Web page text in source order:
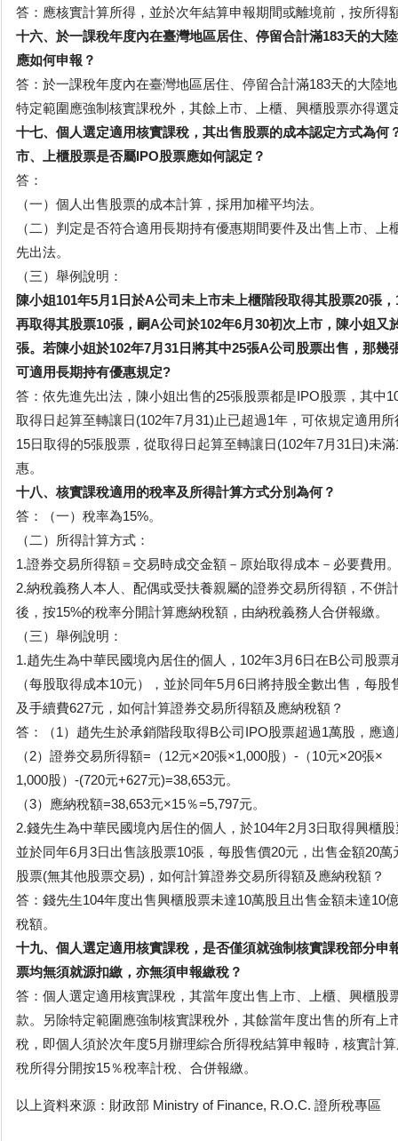
答：應核實計算所得，並於次年結算申報期間或離境前，按所得
十六、於一課稅年度內在臺灣地區居住、停留合計滿183天的大
應如何申報？
答：於一課稅年度內在臺灣地區居住、停留合計滿183天的大陸
特定範圍應強制核實課稅外，其餘上市、上櫃、興櫃股票亦得選
十七、個人選定適用核實課稅，其出售股票的成本認定方式為何
市、上櫃股票是否屬IPO股票應如何認定？
答：
（一）個人出售股票的成本計算，採用加權平均法。
（二）判定是否符合適用長期持有優惠期間要件及出售上市、
先出法。
（三）舉例說明：
陳小姐101年5月1日於A公司未上市未上櫃階段取得其股票20張
再取得其股票10張，嗣A公司於102年6月30初次上市，陳小姐又
張。若陳小姐於102年7月31日將其中25張A公司股票出售，那幾
可適用長期持有優惠規定?
答：依先進先出法，陳小姐出售的25張股票都是IPO股票，其中
取得日起算至轉讓日(102年7月31)止已超過1年，可依規定適用
15日取得的5張股票，從取得日起算至轉讓日(102年7月31日)未
惠。
十八、核實課稅適用的稅率及所得計算方式分別為何？
答：（一）稅率為15%。
（二）所得計算方式：
1.證券交易所得額＝交易時成交金額－原始取得成本－必要費用
2.納稅義務人本人、配偶或受扶養親屬的證券交易所得額，不併
後，按15%的稅率分開計算應納稅額，由納稅義務人合併報繳。
（三）舉例說明：
1.趙先生為中華民國境內居住的個人，102年3月6日在B公司股
（每股取得成本10元），並於同年5月6日將持股全數出售，每
及手續費627元，如何計算證券交易所得額及應納稅額？
答：（1）趙先生於承銷階段取得B公司IPO股票超過1萬股，應
（2）證券交易所得額=（12元×20張×1,000股）-（10元×20張×
1,000股）-(720元+627元)=38,653元。
（3）應納稅額=38,653元×15％=5,797元。
2.錢先生為中華民國境內居住的個人，於104年2月3日取得興櫃
並於同年6月3日出售該股票10張，每股售價20元，出售金額20
股票(無其他股票交易)，如何計算證券交易所得額及應納稅額？
答：錢先生104年度出售興櫃股票未達10萬股且出售金額未達10
稅額。
十九、個人選定適用核實課稅，是否僅須就強制核實課稅部分申
票均無須就源扣繳，亦無須申報繳稅？
答：個人選定適用核實課稅，其當年度出售上市、上櫃、興櫃股
款。另除特定範圍應強制核實課稅外，其餘當年度出售的所有上
稅，即個人須於次年度5月辦理綜合所得稅結算申報時，核實計
稅所得分開按15％稅率計稅、合併報繳。
以上資料來源：財政部 Ministry of Finance, R.O.C. 證所稅專區